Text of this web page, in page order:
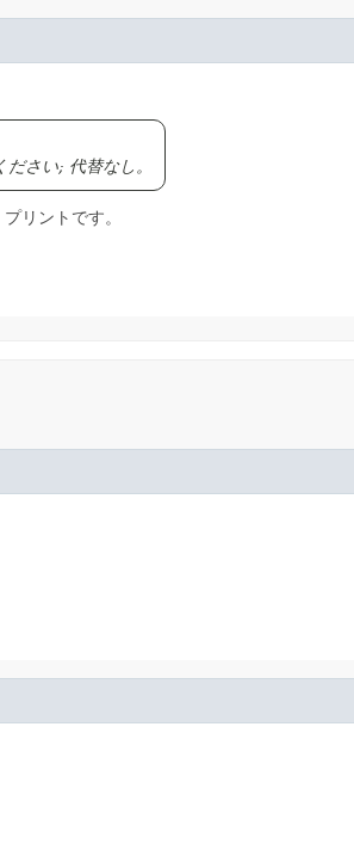
さい; 代替なし。
リントです。